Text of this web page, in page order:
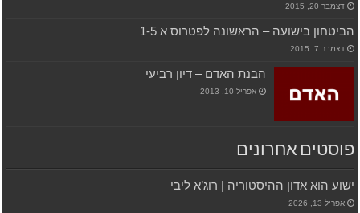
דצמבר 20, 2015
הביטחון בישועה – הראשונה לפטרוס א 1-5
דצמבר 7, 2015
הבנת האדם – דיון רביעי
אפריל 10, 2013
פוסטים אחרונים
ישוע הוא אדון ההיסטוריה | רוג’א ליבי
אפריל 13, 2026